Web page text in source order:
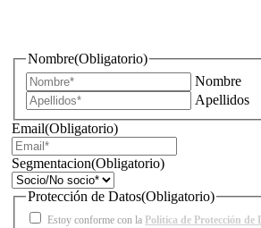
Nombre(Obligatorio)
Nombre
Apellidos
Email(Obligatorio)
Segmentacion(Obligatorio)
Protección de Datos(Obligatorio)
Estoy conforme con la Política de Protección de